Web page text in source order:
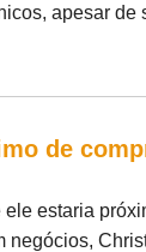
apesar
de
estaria